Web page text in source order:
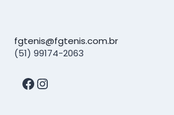
fgtenis@fgtenis.com.br
(51) 99174-2063
Facebook
Instagram